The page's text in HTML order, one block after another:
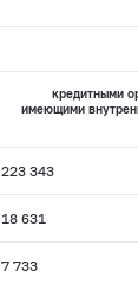
кредитными
имеющими
223 343
18 631
7 733